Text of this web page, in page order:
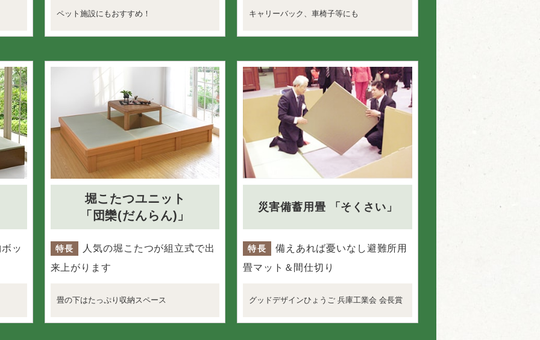
ペット施設にもおすすめ！ キャリーバック、車椅子等にも
ッ
堀こたつユニット
「団欒(だんらん)」
特長
人気の堀こたつが組立式で出
来上がります
畳の下はたっぷり収納スペース
災害備蓄用畳 「そくさい」
特長
備えあれば憂いなし避難所用
畳マット＆間仕切り
グッドデザインひょうご 兵庫工業会 会長賞